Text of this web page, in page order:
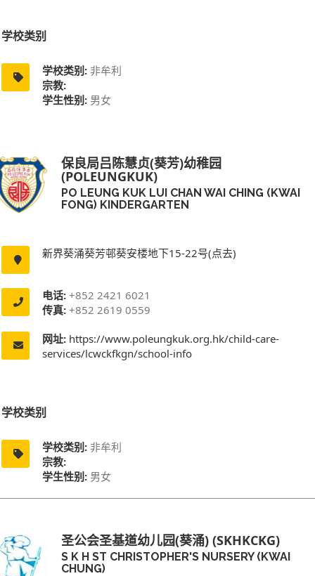
学校类别
学校类别: 非牟利
宗教:
学生性别: 男女
保良局吕陈慧贞(葵芳)幼稚园
(POLEUNGKUK)
PO LEUNG KUK LUI CHAN WAI CHING (KWAI
FONG) KINDERGARTEN
新界葵涌葵芳邨葵安楼地下15-22号(点去)
电话: +852 2421 6021
传真: +852 2619 0559
网址: https://www.poleungkuk.org.hk/child-care-
services/lcwckfkgn/school-info
学校类别
学校类别: 非牟利
宗教:
学生性别: 男女
圣公会圣基道幼儿园(葵涌) (SKHKCKG)
S K H ST CHRISTOPHER'S NURSERY (KWAI
CHUNG)